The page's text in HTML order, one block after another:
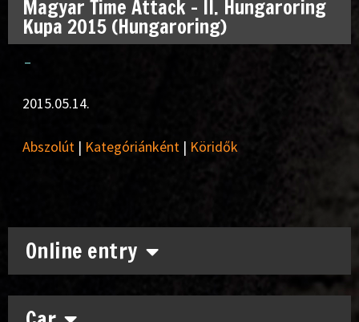
Online entry
Magyar Time Attack – II. Hungaroring
Kupa 2015 (Hungaroring)
–
2015.05.14.
Abszolút | Kategóriánként | Köridők